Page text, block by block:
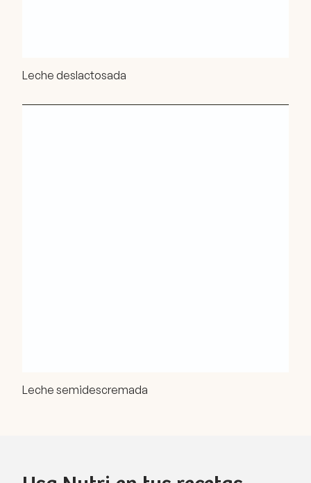
Leche deslactosada
Leche semidescremada